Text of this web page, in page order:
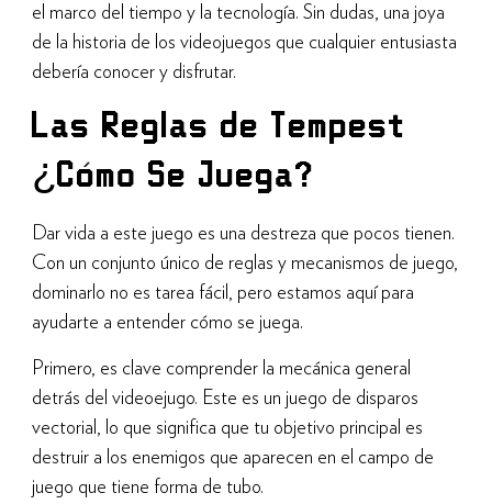
el marco del tiempo y la tecnología. Sin dudas, una joya
de la historia de los videojuegos que cualquier entusiasta
debería conocer y disfrutar.
Las Reglas de Tempest
¿Cómo Se Juega?
Dar vida a este juego es una destreza que pocos tienen.
Con un conjunto único de reglas y mecanismos de juego,
dominarlo no es tarea fácil, pero estamos aquí para
ayudarte a entender cómo se juega.
Primero, es clave comprender la mecánica general
detrás del videoejugo. Este es un juego de disparos
vectorial, lo que significa que tu objetivo principal es
destruir a los enemigos que aparecen en el campo de
juego que tiene forma de tubo.